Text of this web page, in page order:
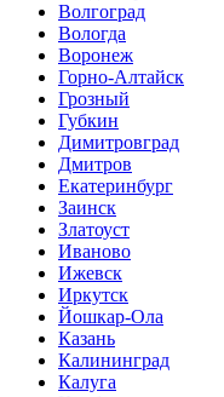
Волгоград
Вологда
Воронеж
Горно-Алтайск
Грозный
Губкин
Димитровград
Дмитров
Екатеринбург
Заинск
Златоуст
Иваново
Ижевск
Иркутск
Йошкар-Ола
Казань
Калининград
Калуга